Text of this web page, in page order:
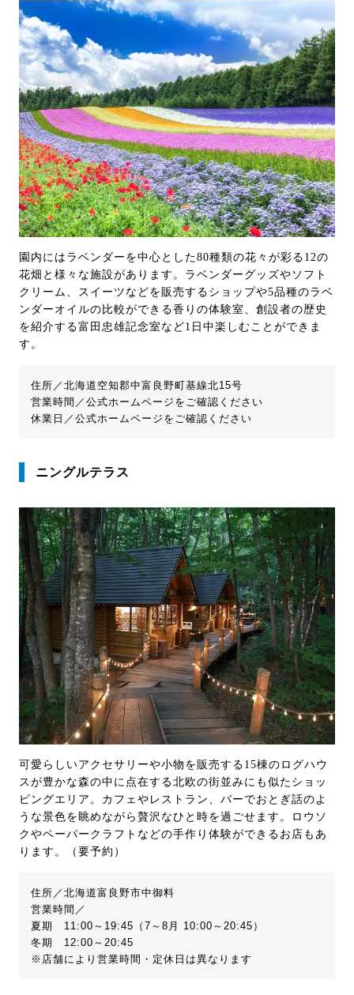
園内にはラベンダーを中心とした80種類の花々が彩る12の
花畑と様々な施設があります。ラベンダーグッズやソフト
クリーム、スイーツなどを販売するショップや5品種のラベ
ンダーオイルの比較ができる香りの体験室、創設者の歴史
を紹介する富田忠雄記念室など1日中楽しむことができま
す。
住所／北海道空知郡中富良野町基線北15号
営業時間／公式ホームページをご確認ください
休業日／公式ホームページをご確認ください
ニングルテラス
可愛らしいアクセサリーや小物を販売する15棟のログハウ
スが豊かな森の中に点在する北欧の街並みにも似たショッ
ピングエリア。カフェやレストラン、バーでおとぎ話のよ
うな景色を眺めながら贅沢なひと時を過ごせます。ロウソ
クやペーパークラフトなどの手作り体験ができるお店もあ
ります。（要予約）
住所／北海道富良野市中御料
営業時間／
夏期 11:00～19:45（7～8月 10:00～20:45）
冬期 12:00～20:45
※店舗により営業時間・定休日は異なります